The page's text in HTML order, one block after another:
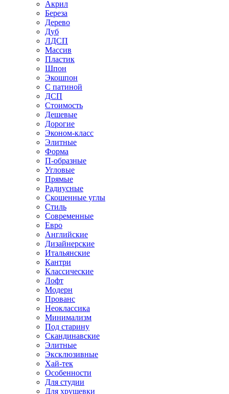
Акрил
Береза
Дерево
Дуб
ЛДСП
Массив
Пластик
Шпон
Экошпон
С патиной
ДСП
Стоимость
Дешевые
Дорогие
Эконом-класс
Элитные
Форма
П-образные
Угловые
Прямые
Радиусные
Скошенные углы
Стиль
Современные
Евро
Английские
Дизайнерские
Итальянские
Кантри
Классические
Лофт
Модерн
Прованс
Неоклассика
Минимализм
Под старину
Скандинавские
Элитные
Эксклюзивные
Хай-тек
Особенности
Для студии
Для хрущевки